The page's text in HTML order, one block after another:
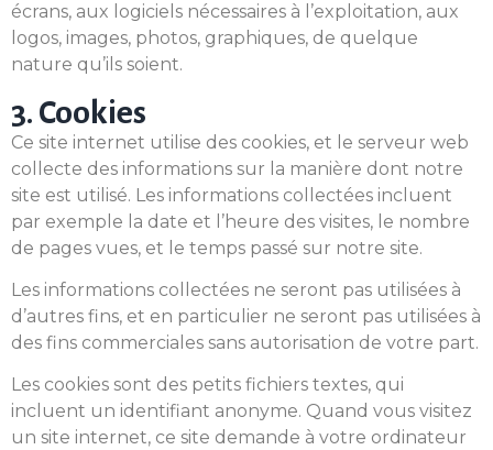
écrans, aux logiciels nécessaires à l’exploitation, aux
logos, images, photos, graphiques, de quelque
nature qu’ils soient.
3. Cookies
Ce site internet utilise des cookies, et le serveur web
collecte des informations sur la manière dont notre
site est utilisé. Les informations collectées incluent
par exemple la date et l’heure des visites, le nombre
de pages vues, et le temps passé sur notre site.
Les informations collectées ne seront pas utilisées à
d’autres fins, et en particulier ne seront pas utilisées à
des fins commerciales sans autorisation de votre part.
Les cookies sont des petits fichiers textes, qui
incluent un identifiant anonyme. Quand vous visitez
un site internet, ce site demande à votre ordinateur